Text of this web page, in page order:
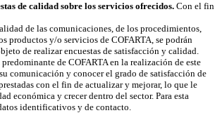
de calidad sobre los servicios ofrecidos. Con el fin
de las comunicaciones, de los procedimientos,
y/o servicios de COFARTA, se podrán
de realizar encuestas de satisfacción y calidad.
de COFARTA en la realización de este
y conocer el grado de satisfacción de
con el fin de actualizar y mejorar, lo que le
y crecer dentro del sector. Para esta
identificativos y de contacto.